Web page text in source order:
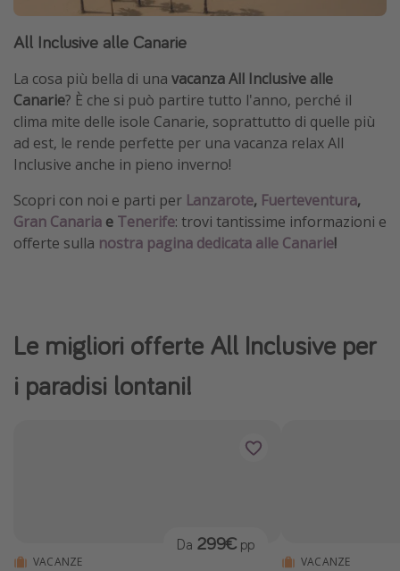
All Inclusive alle Canarie
La cosa più bella di una vacanza All Inclusive alle
Canarie? È che si può partire tutto l'anno, perché il
clima mite delle isole Canarie, soprattutto di quelle più
ad est, le rende perfette per una vacanza relax All
Inclusive anche in pieno inverno!
Scopri con noi e parti per Lanzarote, Fuerteventura,
Gran Canaria e Tenerife: trovi tantissime informazioni e
offerte sulla nostra pagina dedicata alle Canarie!
Le migliori offerte All Inclusive per
i paradisi lontani!
VACANZE
Da 299€ pp
VACANZE